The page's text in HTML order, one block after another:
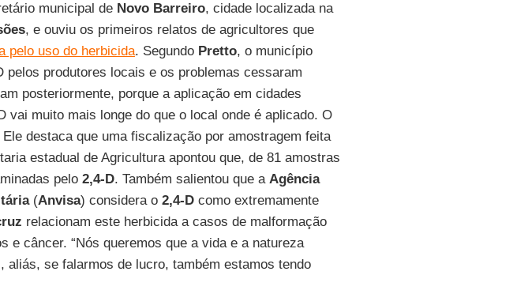
municipal de Novo Barreiro, cidade localizada na
, e ouviu os primeiros relatos de agricultores que
pelo uso do herbicida. Segundo Pretto, o município
pelos produtores locais e os problemas cessaram
posteriormente, porque a aplicação em cidades
vai muito mais longe do que o local onde é aplicado. O
destaca que uma fiscalização por amostragem feita
estadual de Agricultura apontou que, de 81 amostras
pelo2,4-D. Também salientou que a Agência
(Anvisa) considera o 2,4-Dcomo extremamente
relacionam este herbicida a casos de malformação
e câncer. “Nós queremos que a vida e a natureza
aliás, se falarmos de lucro, também estamos tendo